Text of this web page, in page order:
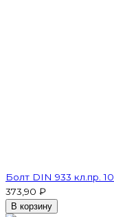
Болт DIN 933 кл.пр.
373,90 ₽
В корзину